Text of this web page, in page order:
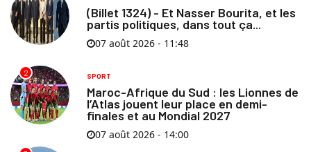
(Billet 1324) - Et Nasser Bourita, et les
partis politiques, dans tout ça...
07 août 2026 - 11:48
2 SPORT
Maroc-Afrique du Sud : les Lionnes de
l’Atlas jouent leur place en demi-
finales et au Mondial 2027
07 août 2026 - 14:00